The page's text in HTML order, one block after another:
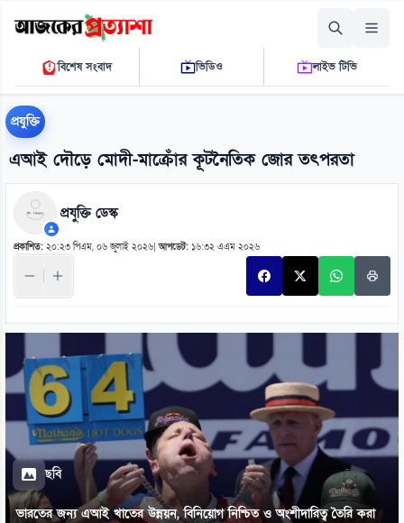
রোববার, ০৯ আগস্ট ২০২৬
১০ ৩৩ ৩৩ এ.এম.THE DAILY AJKER PROTTASHA
বিশেষ সংবাদ ভিডিও লাইভ টিভি
প্রযুক্তি
এআই দৌড়ে মোদী-মাক্রোঁর কূটনৈতিক জোর তৎপরতা
প্রযুক্তি ডেস্ক
প্রকাশিত: ২০:২৩ পিএম, ০৬ জুলাই ২০২৬ |আপডেট: ১৬:৩২ এএম ২০২৬
ছবি
ভারতের জন্য এআই খাতের উন্নয়ন, বিনিয়োগ নিশ্চিত ও অংশীদারিত্ব তৈরি করা